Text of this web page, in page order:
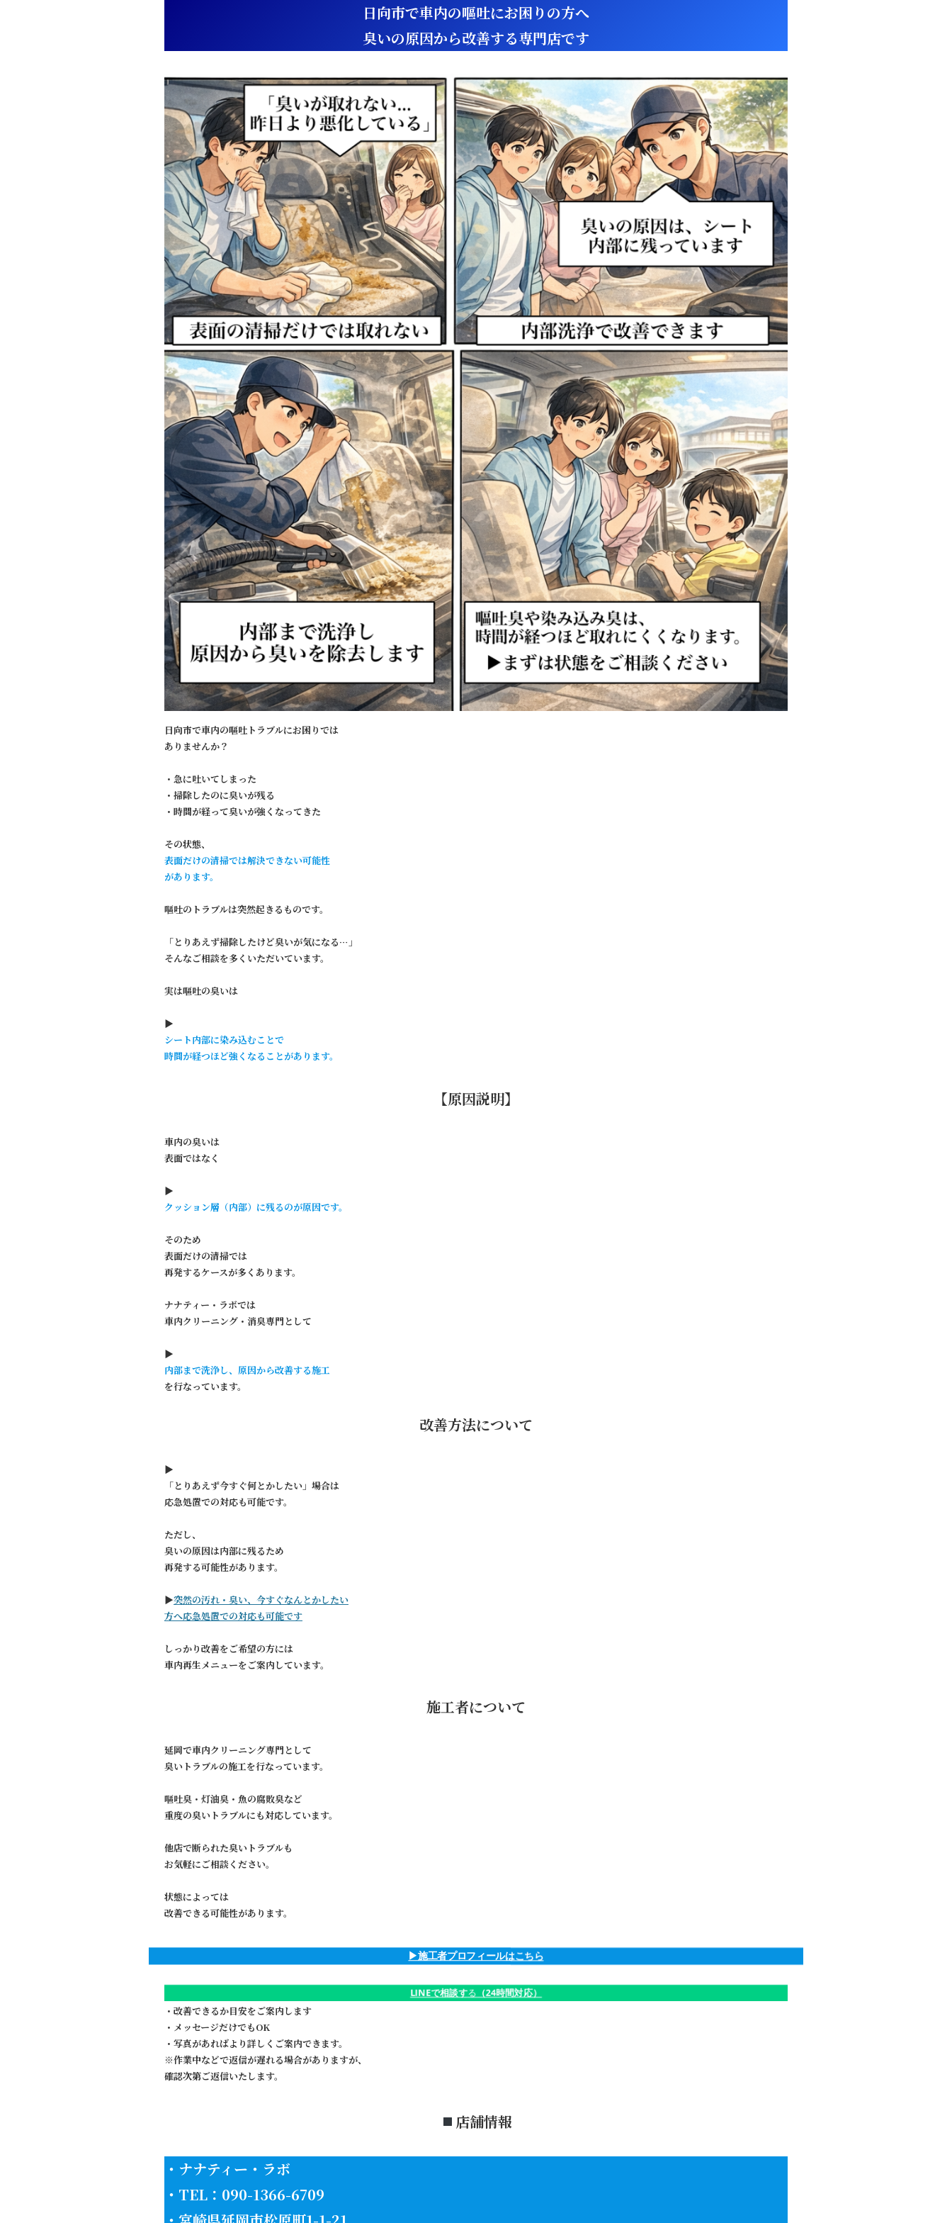
日向市で車内の嘔吐にお困りの方へ
臭いの原因から改善する専門店です
日向市で車内の嘔吐トラブルにお困りでは
ありませんか？
・急に吐いてしまった
・掃除したのに臭いが残る
・時間が経って臭いが強くなってきた
その状態、
表面だけの清掃では解決できない可能性
があります。
嘔吐のトラブルは突然起きるものです。
「とりあえず掃除したけど臭いが気になる…」
そんなご相談を多くいただいています。
実は嘔吐の臭いは
▶︎
シート内部に染み込むことで
時間が経つほど強くなることがあります。
【原因説明】
車内の臭いは
表面ではなく
▶︎
クッション層（内部）に残るのが原因です。
そのため
表面だけの清掃では
再発するケースが多くあります。
ナナティー・ラボでは
車内クリーニング・消臭専門として
▶︎
内部まで洗浄し、原因から改善する施工
を行なっています。
改善方法について
▶︎
「とりあえず今すぐ何とかしたい」場合は
応急処置での対応も可能です。
ただし、
臭いの原因は内部に残るため
再発する可能性があります。
▶︎突然の汚れ・臭い、今すぐなんとかしたい
方へ応急処置での対応も可能です
しっかり改善をご希望の方には
車内再生メニューをご案内しています。
施工者について
延岡で車内クリーニング専門として
臭いトラブルの施工を行なっています。
嘔吐臭・灯油臭・魚の腐敗臭など
重度の臭いトラブルにも対応しています。
他店で断られた臭いトラブルも
お気軽にご相談ください。
状態によっては
改善できる可能性があります。
▶︎施工者プロフィールはこちら
LINEで相談する （24時間対応）
・改善できるか目安をご案内します
・メッセージだけでもOK
・写真があればより詳しくご案内できます。
※作業中などで返信が遅れる場合がありますが、
確認次第ご返信いたします。
店舗情報
・ナナティー・ラボ
・TEL：090-1366-6709